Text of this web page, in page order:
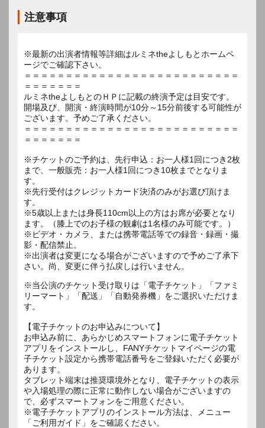
注意事項
※最新の出演者情報等詳細はルミネtheよしもとホームペ
ージでご確認下さい。
＝＝＝＝＝＝＝＝＝＝＝＝＝＝＝＝＝＝＝＝＝＝＝＝＝＝
＝＝＝＝＝＝＝
ルミネtheよしもとのＨＰに記載の終演予定は目安です。
開場及び、開演・終演時間が10分～15分前後する可能性が
ございます。予めご了承ください。
＝＝＝＝＝＝＝＝＝＝＝＝＝＝＝＝＝＝＝＝＝＝＝＝＝＝
＝＝＝＝＝＝＝
※チケットのご予約は、先行申込：お一人様1回につき2枚
まで、一般販売：お一人様1回につき10枚までとなりま
す。
※先行受付はクレジットカード決済のみがお選び頂けま
す。
※5歳以上または身長110cm以上の方はお席が必要となり
ます。（膝上でのお子様の観劇は1名様のみ可能です。）
※ビデオ・カメラ、または携帯電話等での録音・録画・撮
影・配信禁止。
※出演者は変更になる場合がございますので予めご了承下
さい。尚、変更に伴う払戻しは行いません。
※当公演のチケット受け取りは「電子チケット」「ファミ
リーマート」「配送」「自動発券機」をご選択いただけま
す。
【電子チケットのお申込みについて】
お申込み前に、あらかじめスマートフォンに電子チケット
アプリをインストールし、FANYチケットマイページの電
子チケット設定から携帯電話番号をご登録いただく必要が
あります。
タブレット端末は推奨環境外となり、電子チケットの表示
や入場処理の際に正常に動作しない場合がございますの
で、必ずスマートフォンをご用意ください。
※電子チケットアプリのインストール方法は、メニュー
「ご利用ガイド」をご確認ください。